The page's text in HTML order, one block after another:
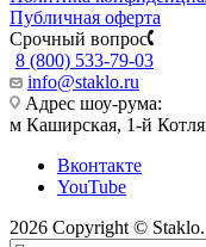
Публичная оферта
Срочный вопрос
8 (800) 533-79-03
info@staklo.ru
Адрес шоу-рума:
м Каширская, 1-й
Вконтакте
YouTube
2026 Copyright ©